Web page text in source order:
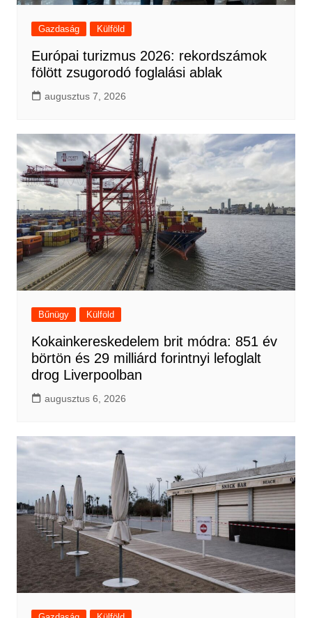
Gazdaság Külföld
Európai turizmus 2026: rekordszámok
fölött zsugorodó foglalási ablak
augusztus 7, 2026
Bűnügy Külföld
Kokainkereskedelem brit módra: 851 év
börtön és 29 milliárd forintnyi lefoglalt
drog Liverpoolban
augusztus 6, 2026